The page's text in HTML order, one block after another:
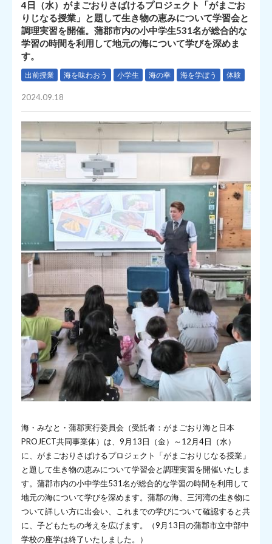
4日（水）がまごおりさばけるプロジェクト「がまごお
りじなる授業」と題して生き物の恵みについて学習会と
調理実習を開催。蒲郡市内の小中学生531名が総合的な
学習の時間を利用して地元の海について学びを深めま
す。
出前授業 海を味わおう 小学生 海の幸 海を学ぼう 体験
2024.09.18
海・みなと・蒲郡実行委員会（受託者：がまごおり海と日本
PROJECT共同事業体）は、9月13日（金）～12月4日（水）
に、がまごおりさばけるプロジェクト「がまごおりじなる授業」
と題して生き物の恵みについて学習会と調理実習を開催いたしま
す。蒲郡市内の小中学生531名が総合的な学習の時間を利用して
地元の海について学びを深めます。蒲郡の海、三河湾の生き物に
ついて詳しい方に出会い、これまでの学びについて確認すると共
に、子どもたちの考えを広げます。（9月13日の蒲郡市立中部中
学校の座学は終了いたしました。）